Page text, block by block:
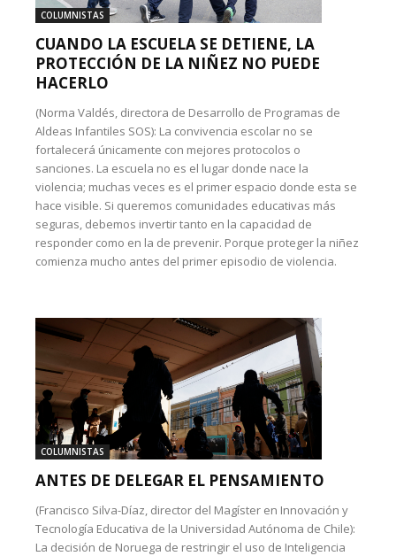
COLUMNISTAS
CUANDO LA ESCUELA SE DETIENE, LA
PROTECCIÓN DE LA NIÑEZ NO PUEDE
HACERLO
(Norma Valdés, directora de Desarrollo de Programas de
Aldeas Infantiles SOS): La convivencia escolar no se
fortalecerá únicamente con mejores protocolos o
sanciones. La escuela no es el lugar donde nace la
violencia; muchas veces es el primer espacio donde esta se
hace visible. Si queremos comunidades educativas más
seguras, debemos invertir tanto en la capacidad de
responder como en la de prevenir. Porque proteger la niñez
comienza mucho antes del primer episodio de violencia.
COLUMNISTAS
ANTES DE DELEGAR EL PENSAMIENTO
(Francisco Silva-Díaz, director del Magíster en Innovación y
Tecnología Educativa de la Universidad Autónoma de Chile):
La decisión de Noruega de restringir el uso de Inteligencia